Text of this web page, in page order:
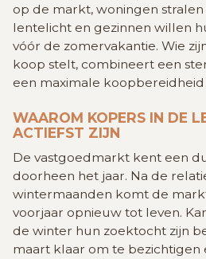
op de markt, woningen
lentelicht en gezinnen willen
vóór de zomervakantie. Wie
koop stelt, combineert een
een maximale
WAAROM KOPERS IN DE
ACTIEFST ZIJN
De vastgoedmarkt kent een
doorheen het jaar. Na de
wintermaanden komt de
voorjaar opnieuw tot leven.
de winter hun zoektocht zijn
maart klaar om te bezichtigen